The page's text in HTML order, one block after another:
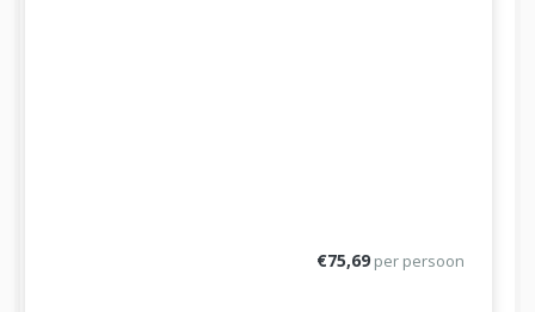
€75,69 per persoon